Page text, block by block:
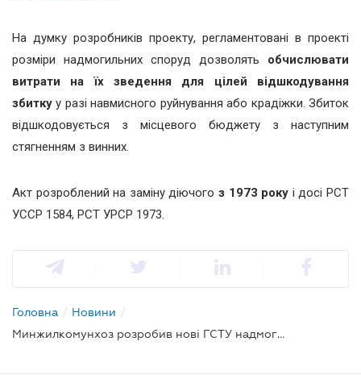
На думку розробників проекту, регламентовані в проекті
розміри надмогильних споруд дозволять обчислювати
витрати на їх зведення для цілей відшкодування
збитку у разі навмисного руйнування або крадіжки. Збиток
відшкодовується з місцевого бюджету з наступним
стягненням з винних.
Акт розроблений на заміну діючого з 1973 року і досі РСТ
УССР 1584, РСТ УРСР 1973.
Головна / Новини /
Минжилкомунхоз розробив нові ГСТУ надмогильних споруд